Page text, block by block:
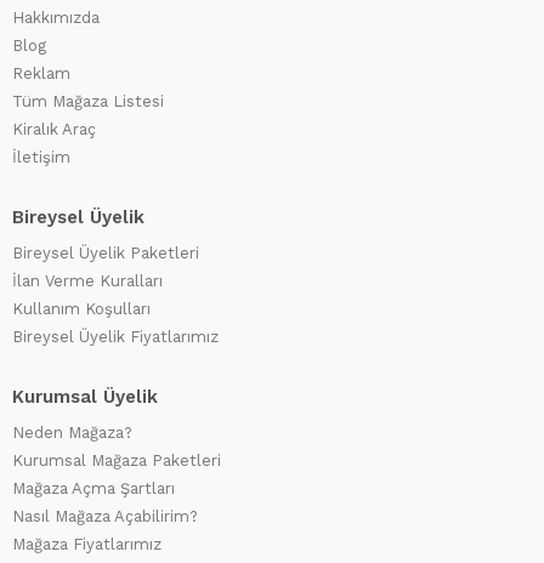
Hakkımızda
Blog
Reklam
Tüm Mağaza Listesi
Kiralık Araç
İletişim
Bireysel Üyelik
Bireysel Üyelik Paketleri
İlan Verme Kuralları
Kullanım Koşulları
Bireysel Üyelik Fiyatlarımız
Kurumsal Üyelik
Neden Mağaza?
Kurumsal Mağaza Paketleri
Mağaza Açma Şartları
Nasıl Mağaza Açabilirim?
Mağaza Fiyatlarımız